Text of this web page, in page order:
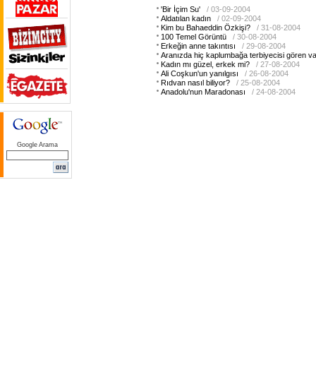
Google Arama
'Bir İçim Su'
/ 03-09-2004
Aldatılan kadın
/ 02-09-2004
Kim bu Bahaeddin Özkişi?
/ 31-08-2004
100 Temel Görüntü
/ 30-08-2004
Erkeğin anne takıntısı
/ 29-08-2004
Aranızda hiç kaplumbağa terbiyecisi gören
Kadın mı güzel, erkek mi?
/ 27-08-2004
Ali Coşkun'un yanılgısı
/ 26-08-2004
Rıdvan nasıl biliyor?
/ 25-08-2004
Anadolu'nun Maradonası
/ 24-08-2004